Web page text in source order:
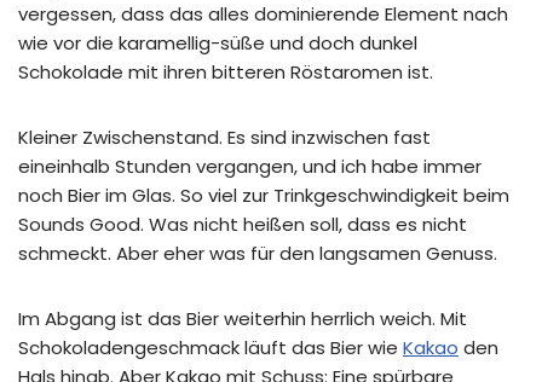
vergessen, dass das alles dominierende Element nach
wie vor die karamellig-süße und doch dunkel
Schokolade mit ihren bitteren Röstaromen ist.
Kleiner Zwischenstand. Es sind inzwischen fast
eineinhalb Stunden vergangen, und ich habe immer
noch Bier im Glas. So viel zur Trinkgeschwindigkeit beim
Sounds Good. Was nicht heißen soll, dass es nicht
schmeckt. Aber eher was für den langsamen Genuss.
Im Abgang ist das Bier weiterhin herrlich weich. Mit
Schokoladengeschmack läuft das Bier wie Kakao den
Hals hinab. Aber Kakao mit Schuss: Eine spürbare